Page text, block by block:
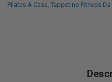
Pilates A Casa Tappetino Fitness